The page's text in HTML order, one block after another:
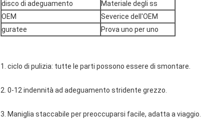
disco di adeguamento
Materiale degli ss
OEM
Severice dell'OEM
guratee
Prova uno per uno
1. ciclo di pulizia: tutte le parti possono essere di smontare.
2. 0-12 indennità ad adeguamento stridente grezzo.
3. Maniglia staccabile per preoccuparsi facile, adatta a viaggio.